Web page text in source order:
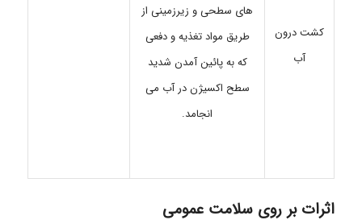
کشت درون
آب
های سطحی و زیرزمینی از
طریق مواد تغذیه و دفعی
که به پائین آمدن شدید
سطح اکسیژن در آب می
انجامد.
اثرات بر روی سلامت عمومی